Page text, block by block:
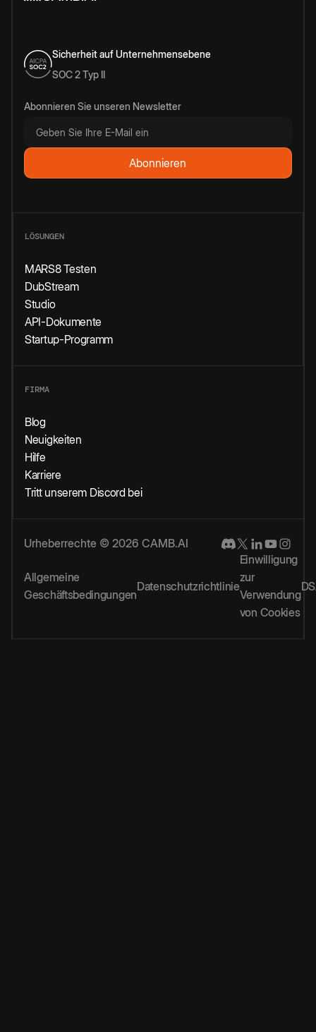
Sicherheit auf Unternehmensebene
SOC 2 Typ II
Abonnieren Sie unseren Newsletter
LÖSUNGEN
MARS8 Testen
DubStream
Studio
API-Dokumente
Startup-Programm
FIRMA
Blog
Neuigkeiten
Hilfe
Karriere
Tritt unserem Discord bei
Urheberrechte © 2026 CAMB.AI
Allgemeine
Geschäftsbedingungen
Datenschutzrichtlinie
Einwilligung
zur
Verwendung
von Cookies